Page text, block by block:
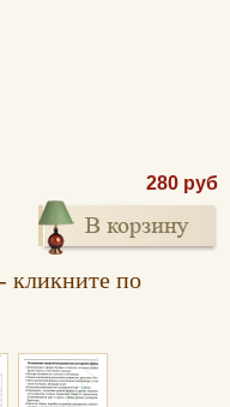
280 руб
кликните по